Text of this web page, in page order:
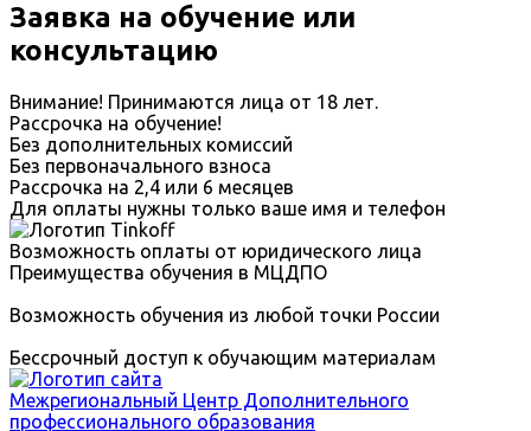
Заявка на обучение или
консультацию
Внимание! Принимаются лица от 18 лет.
Рассрочка на обучение!
Без дополнительных комиссий
Без первоначального взноса
Рассрочка на 2,4 или 6 месяцев
Для оплаты нужны только ваше имя и телефон
Возможность оплаты от юридического лица
Преимущества обучения в МЦДПО
Возможность обучения из любой точки России
Бессрочный доступ к обучающим материалам
Межрегиональный Центр Дополнительного
профессионального образования